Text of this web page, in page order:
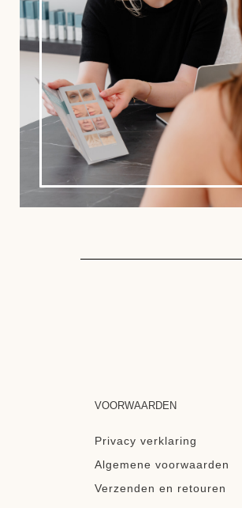
VOORWAARDEN
Privacy verklaring
Algemene voorwaarden
Verzenden en retouren